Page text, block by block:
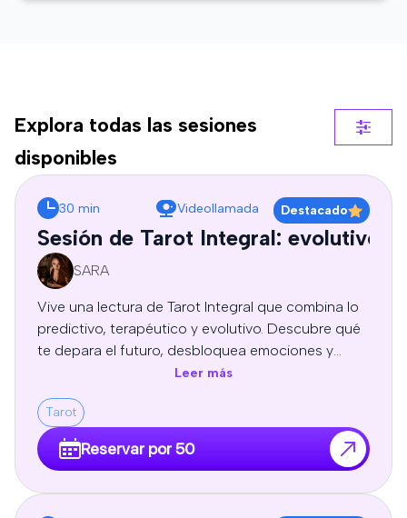
Explora todas las sesiones
disponibles
30 min Videollamada Destacado
Sesión de Tarot Integral: evolutivo,
SARA
Vive una lectura de Tarot Integral que combina lo
predictivo, terapéutico y evolutivo. Descubre qué
te depara el futuro, desbloquea emociones y
patrones limitantes, y recibe guía espiritual y
autoconocimiento para tomar decisiones
conscientes y transformar tu vida. Sesion
profesional de tarot personal, orientación y
crecimiento personal, adaptadas a tu energía y
Leer más
Tarot
Reservar por 50